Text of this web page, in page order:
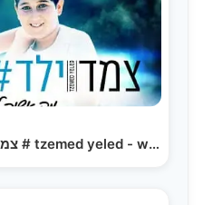
מה אשיב לך-אודיה I צמד ילד # tzemed yeled - what…